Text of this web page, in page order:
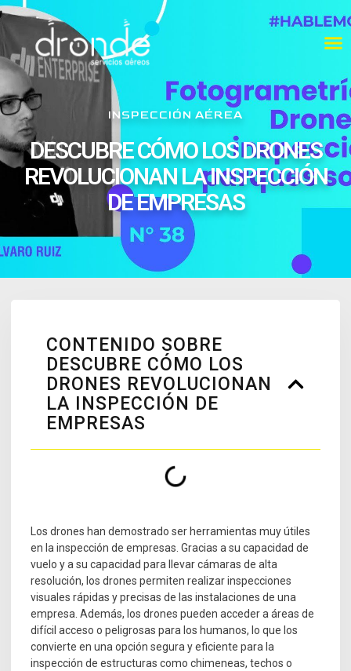
INSPECCIÓN AÉREA
DESCUBRE CÓMO LOS DRONES
REVOLUCIONAN LA INSPECCIÓN
DE EMPRESAS
CONTENIDO SOBRE
DESCUBRE CÓMO LOS
DRONES REVOLUCIONAN
LA INSPECCIÓN DE
EMPRESAS
Los drones han demostrado ser herramientas muy útiles
en la inspección de empresas. Gracias a su capacidad de
vuelo y a su capacidad para llevar cámaras de alta
resolución, los drones permiten realizar inspecciones
visuales rápidas y precisas de las instalaciones de una
empresa. Además, los drones pueden acceder a áreas de
difícil acceso o peligrosas para los humanos, lo que los
convierte en una opción segura y eficiente para la
inspección de estructuras como chimeneas, techos o